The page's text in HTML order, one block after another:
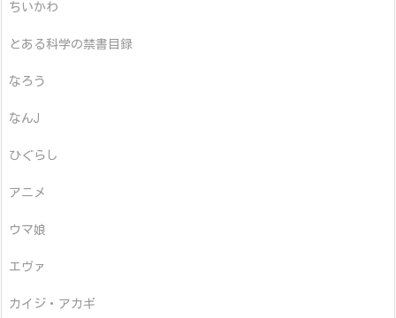
ちいかわ
とある科学の禁書目録
なろう
なんJ
ひぐらし
アニメ
ウマ娘
エヴァ
カイジ・アカギ